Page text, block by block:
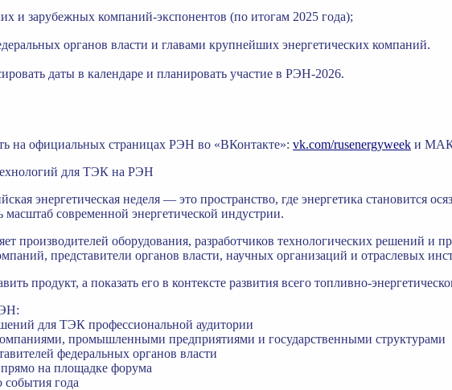
и зарубежных компаний-экспонентов (по итогам 2025 года);
органов власти и главами крупнейших энергетических компаний.
даты в календаре и планировать участие в РЭН-2026.
на официальных страницах РЭН во «ВКонтакте»: vk.com/rusenergyweek и
для ТЭК на РЭН
энергетическая неделя — это пространство, где энергетика становится
современной энергетической индустрии.
производителей оборудования, разработчиков технологических решений и
представители органов власти, научных организаций и отраслевых
продукт, а показать его в контексте развития всего топливно-
для ТЭК профессиональной аудитории
промышленными предприятиями и государственными структурами
федеральных органов власти
на площадке форума
события года